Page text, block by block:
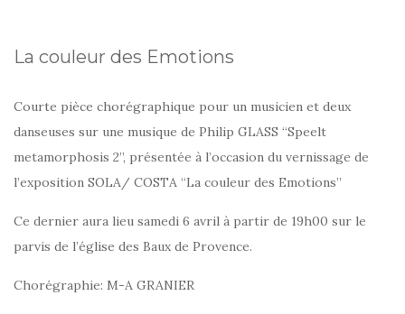
La couleur des Emotions
Courte pièce chorégraphique pour un musicien et deux
danseuses sur une musique de Philip GLASS “Speelt
metamorphosis 2”, présentée à l’occasion du vernissage de
l’exposition SOLA/ COSTA “La couleur des Emotions”
Ce dernier aura lieu samedi 6 avril à partir de 19h00 sur le
parvis de l’église des Baux de Provence.
Chorégraphie: M-A GRANIER